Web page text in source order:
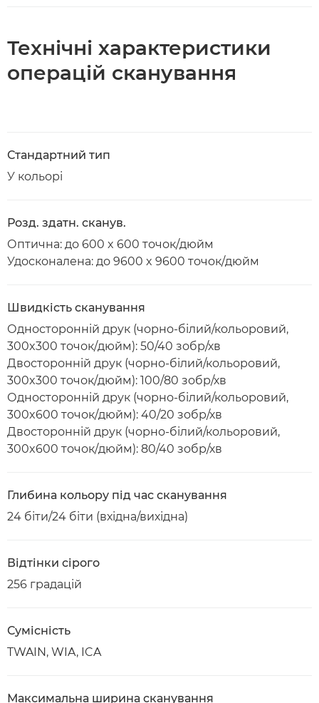
Технічні характеристики
операцій сканування
Стандартний тип
У кольорі
Розд. здатн. сканув.
Оптична: до 600 x 600 точок/дюйм
Удосконалена: до 9600 x 9600 точок/дюйм
Швидкість сканування
Односторонній друк (чорно-білий/кольоровий,
300x300 точок/дюйм): 50/40 зобр/хв
Двосторонній друк (чорно-білий/кольоровий,
300x300 точок/дюйм): 100/80 зобр/хв
Односторонній друк (чорно-білий/кольоровий,
300x600 точок/дюйм): 40/20 зобр/хв
Двосторонній друк (чорно-білий/кольоровий,
300x600 точок/дюйм): 80/40 зобр/хв
Глибина кольору під час сканування
24 біти/24 біти (вхідна/вихідна)
Відтінки сірого
256 градацій
Сумісність
TWAIN, WIA, ICA
Максимальна ширина сканування